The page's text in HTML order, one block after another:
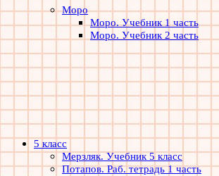
Моро
Моро. Учебник 1 часть
Моро. Учебник 2 часть
5 класс
Мерзляк. Учебник 5 класс
Потапов. Раб. тетрадь 1 часть